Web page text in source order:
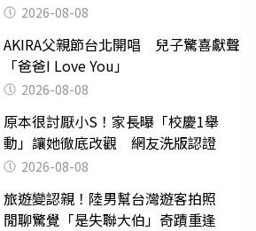
2026-08-08
AKIRA父親節台北開唱 兒子驚喜獻聲
「爸爸I Love You」
2026-08-08
原本很討厭小S！家長曝「校慶1舉
動」讓她徹底改觀 網友洗版認證
2026-08-08
旅遊變認親！陸男幫台灣遊客拍照
閒聊驚覺「是失聯大伯」奇蹟重逢